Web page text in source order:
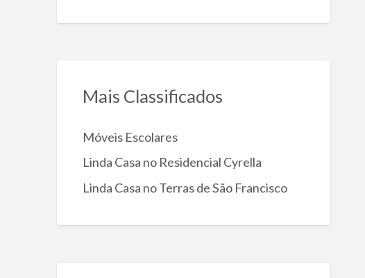
Mais Classificados
Móveis Escolares
Linda Casa no Residencial Cyrella
Linda Casa no Terras de São Francisco